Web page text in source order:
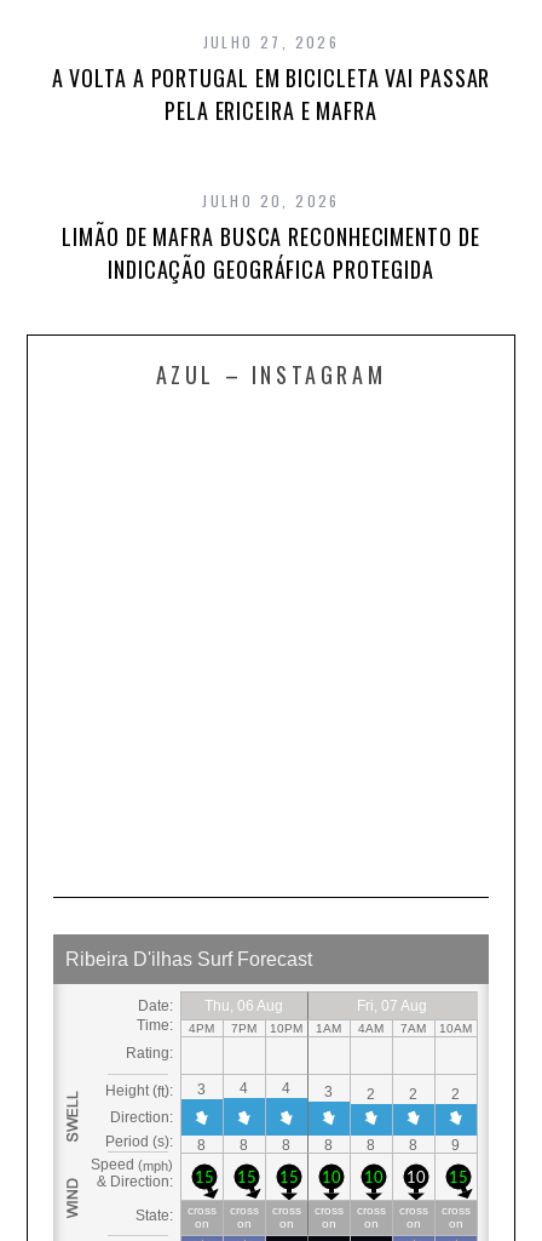
JULHO 27, 2026
A VOLTA A PORTUGAL EM BICICLETA VAI PASSAR
PELA ERICEIRA E MAFRA
JULHO 20, 2026
LIMÃO DE MAFRA BUSCA RECONHECIMENTO DE
INDICAÇÃO GEOGRÁFICA PROTEGIDA
AZUL – INSTAGRAM